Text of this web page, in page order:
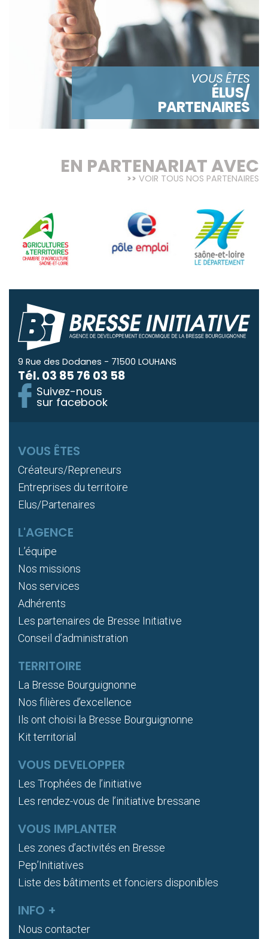
VOUS ÊTES
ÉLUS/
PARTENAIRES
EN PARTENARIAT AVEC
VOIR TOUS NOS PARTENAIRES
9 Rue des Dodanes - 71500 LOUHANS
Tél.03 85 76 03 58
Suivez-nous
sur facebook
VOUS ÊTES
Créateurs/Repreneurs
Entreprises du territoire
Elus/Partenaires
L'AGENCE
L’équipe
Nos missions
Nos services
Adhérents
Les partenaires de Bresse Initiative
Conseil d’administration
TERRITOIRE
La Bresse Bourguignonne
Nos filières d’excellence
Ils ont choisi la Bresse Bourguignonne
Kit territorial
VOUS DEVELOPPER
Les Trophées de l’initiative
Les rendez-vous de l’initiative bressane
VOUS IMPLANTER
Les zones d’activités en Bresse
Pep’Initiatives
Liste des bâtiments et fonciers disponibles
INFO +
Nous contacter